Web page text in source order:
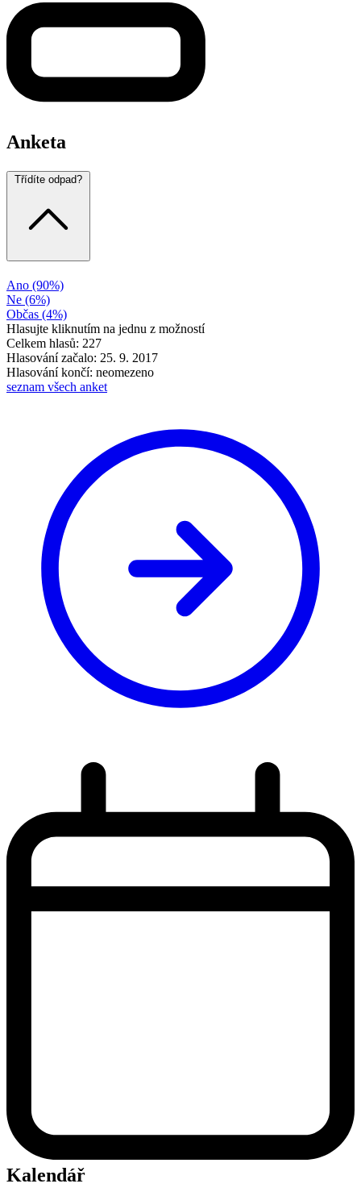
Anketa
Třídíte odpad?
Ano (90%)
Ne (6%)
Občas (4%)
Hlasujte kliknutím na jednu z možností
Celkem hlasů: 227
Hlasování začalo: 25. 9. 2017
Hlasování končí: neomezeno
seznam všech anket
Kalendář